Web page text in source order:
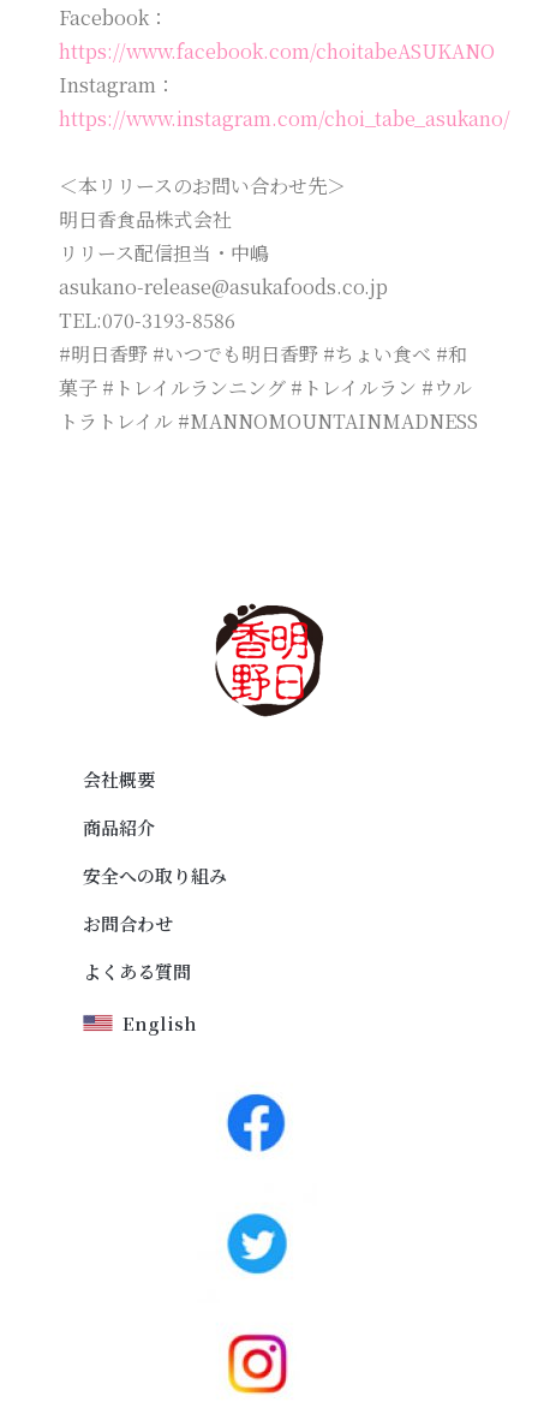
Facebook：
https://www.facebook.com/choitabeASUKANO
Instagram：
https://www.instagram.com/choi_tabe_asukano/
＜本リリースのお問い合わせ先＞
明日香食品株式会社
リリース配信担当・中嶋
asukano-release@asukafoods.co.jp
TEL:070-3193-8586
#明日香野 #いつでも明日香野 #ちょい食べ #和
菓子 #トレイルランニング #トレイルラン #ウル
トラトレイル #MANNOMOUNTAINMADNESS
会社概要
商品紹介
安全への取り組み
お問合わせ
よくある質問
English